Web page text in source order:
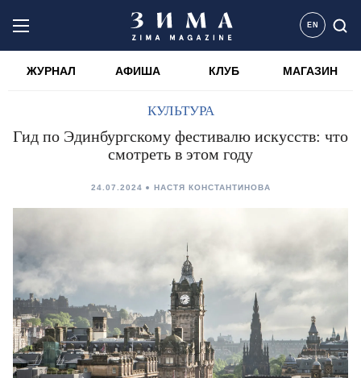
EN
ЖУРНАЛ АФИША КЛУБ МАГАЗИН
КУЛЬТУРА
Гид по Эдинбургскому фестивалю искусств: что
смотреть в этом году
24.07.2024 НАСТЯ КОНСТАНТИНОВА